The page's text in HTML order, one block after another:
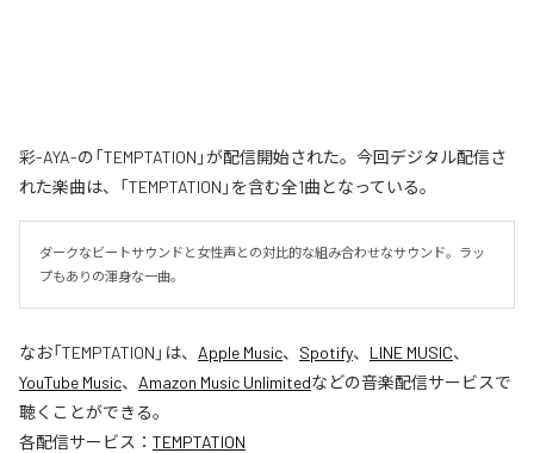
彩-AYA-の「TEMPTATION」が配信開始された。今回デジタル配信さ
れた楽曲は、「TEMPTATION」を含む全1曲となっている。
ダークなビートサウンドと女性声との対比的な組み合わせなサウンド。ラッ
プもありの渾身な一曲。
なお「TEMPTATION 」は、 Apple Music、 Spotify、 LINE MUSIC、
YouTube Music、 Amazon Music Unlimitedなどの音楽配信サービスで
聴くことができる。
各配信サービス： TEMPTATION